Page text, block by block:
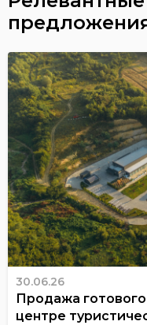
30.06.26
Продажа
центре